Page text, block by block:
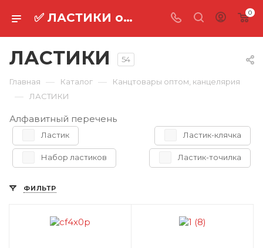
✅ ЛАСТИКИ оптом ⚡ 0
ЛАСТИКИ 54
Главная — Каталог — Канцтовары оптом, канцелярия
— ЛАСТИКИ
Алфавитный перечень
Ластик Ластик-клячка
Набор ластиков Ластик-точилка
ФИЛЬТР